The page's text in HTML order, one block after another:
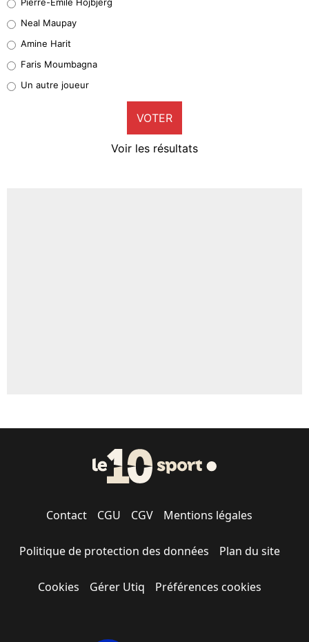
5%
1%
9%
Neal Maupay
Amine Harit
Faris Moumbagna
Un autre joueur
VOTER
Voir les résultats
Contact CGU CGV Mentions légales
Politique de protection des données Plan du site
Cookies Gérer Utiq Préférences cookies